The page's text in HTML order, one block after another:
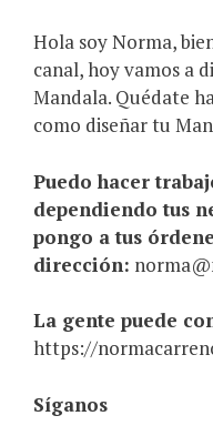
Hola soy Norma,
canal, hoy vamos a
Mandala. Quédate
como diseñar tu
Puedo hacer
dependiendo tus
pongo a tus
dirección:
La gente puede
https://
Síganos